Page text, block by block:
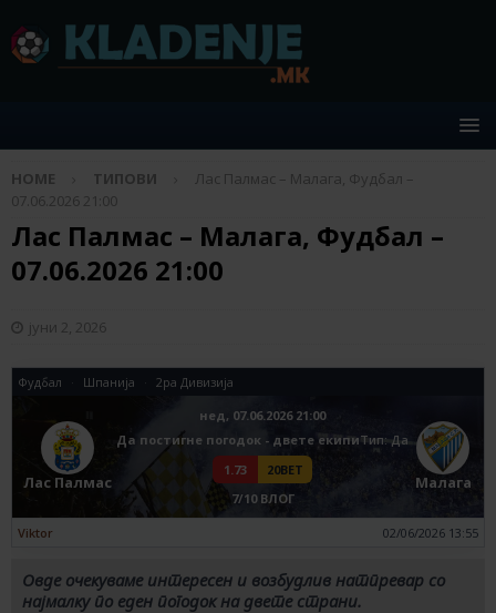
HOME ТИПОВИ
Лас Палмас – Малага, Фудбал –
07.06.2026 21:00
Лас Палмас – Малага, Фудбал –
07.06.2026 21:00
јуни 2, 2026
Фудбал Шпанија 2ра Дивизија
Лас Палмас
нед, 07.06.2026 21:00
Да постигне погодок - двете екипиTип: Да
1.73
20BET
7/10 ВЛОГ
Малага
Viktor 02/06/2026 13:55
Овде очекуваме интересен и возбудлив натпревар со
најмалку по еден погодок на двете страни.